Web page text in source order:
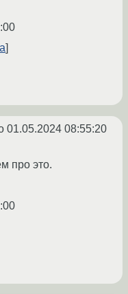
01.05.2024 08:55:20
про это.